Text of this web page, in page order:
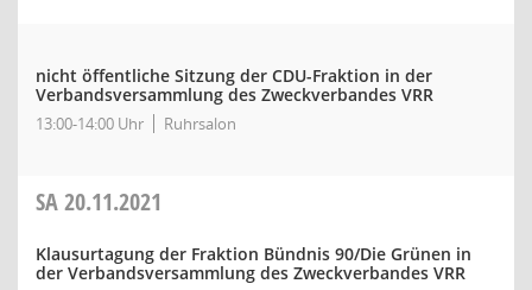
nicht öffentliche Sitzung der CDU-Fraktion in der
Verbandsversammlung des Zweckverbandes VRR
13:00-14:00 Uhr Ruhrsalon
SA20.11.2021
Klausurtagung der Fraktion Bündnis 90/Die Grünen in
der Verbandsversammlung des Zweckverbandes VRR